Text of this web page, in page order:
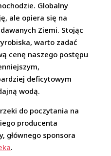
Globalny
ale opiera się na
Ziemi. Stojąc
warto zadać
cenę naszego postępu
deficytowym
wodą.
do poczytania na
producenta
głównego sponsora
.